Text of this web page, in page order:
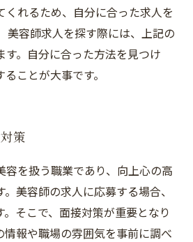
くれるため、自分に合った求人を
美容師求人を探す際には、上記の
す。自分に合った方法を見つけ
ことが大事です。
策
容を扱う職業であり、向上心の高
美容師の求人に応募する場合、
そこで、面接対策が重要となり
情報や職場の雰囲気を事前に調べ